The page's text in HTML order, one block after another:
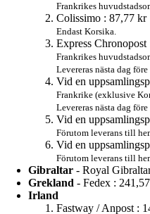
Frankrikes
Colissimo : 87,77 kr
Endast Korsika.
Express Chronopost
Frankrikes
Levereras nästa dag
Vid en
Frankrike (exklusive
Levereras nästa dag
Vid en
Förutom leverans till
Vid en
Förutom leverans till
Gibraltar - Royal
Grekland - Fedex :
Irland
Fastway / Anpost :